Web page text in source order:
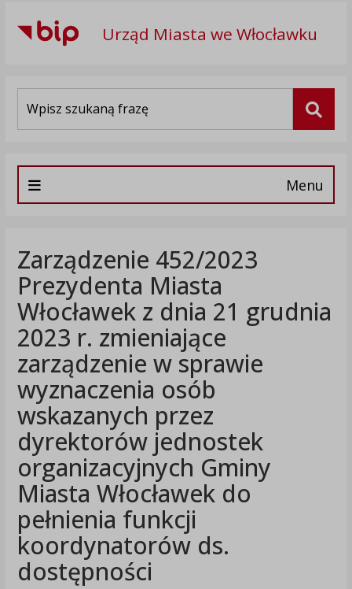
Urząd Miasta we Włocławku
Menu
Zarządzenie 452/2023
Prezydenta Miasta
Włocławek z dnia 21 grudnia
2023 r. zmieniające
zarządzenie w sprawie
wyznaczenia osób
wskazanych przez
dyrektorów jednostek
organizacyjnych Gminy
Miasta Włocławek do
pełnienia funkcji
koordynatorów ds.
dostępności